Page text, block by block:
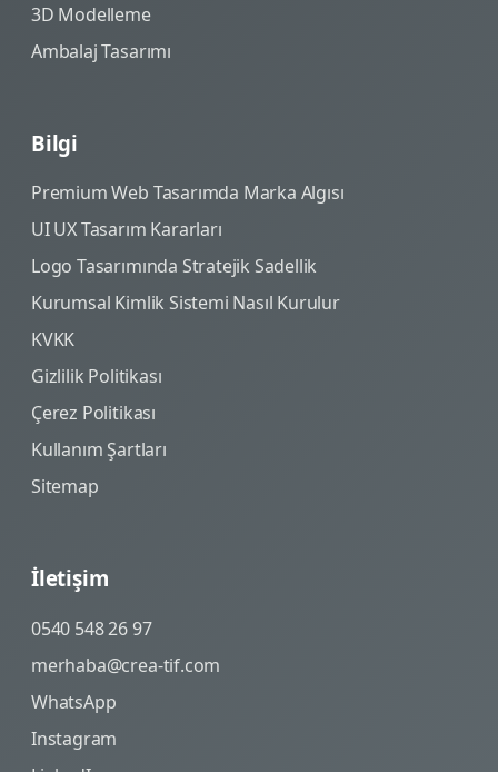
3D Modelleme
Ambalaj Tasarımı
Bilgi
Premium Web Tasarımda Marka Algısı
UI UX Tasarım Kararları
Logo Tasarımında Stratejik Sadellik
Kurumsal Kimlik Sistemi Nasıl Kurulur
KVKK
Gizlilik Politikası
Çerez Politikası
Kullanım Şartları
Sitemap
İletişim
0540 548 26 97
merhaba@crea-tif.com
WhatsApp
Instagram